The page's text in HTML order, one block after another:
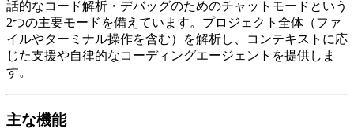
話的なコード解析・デバッグのためのチャットモードという
2つの主要モードを備えています。プロジェクト全体（ファ
イルやターミナル操作を含む）を解析し、コンテキストに応
じた支援や自律的なコーディングエージェントを提供しま
す。
主な機能